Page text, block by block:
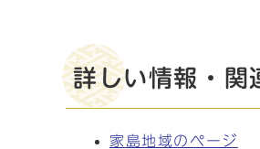
詳しい情報・関
家島地域のページ